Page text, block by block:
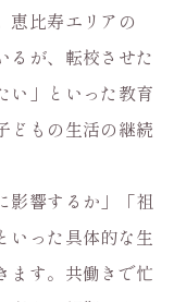
恵比寿エリアの
るが、転校させた
い」といった教育
どもの生活の継続
影響するか」「祖
いった具体的な生
ます。共働きで忙